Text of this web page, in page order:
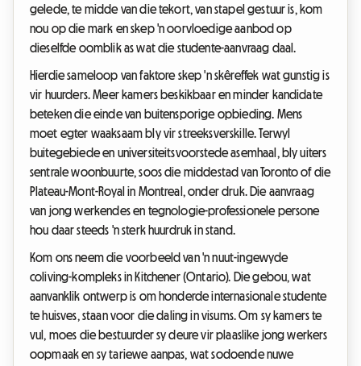
gelede, te midde van die tekort, van stapel gestuur is, kom
nou op die mark en skep 'n oorvloedige aanbod op
dieselfde oomblik as wat die studente-aanvraag daal.
Hierdie sameloop van faktore skep 'n skêreffek wat gunstig is
vir huurders. Meer kamers beskikbaar en minder kandidate
beteken die einde van buitensporige opbieding. Mens
moet egter waaksaam bly vir streeksverskille. Terwyl
buitegebiede en universiteitsvoorstede asemhaal, bly uiters
sentrale woonbuurte, soos die middestad van Toronto of die
Plateau-Mont-Royal in Montreal, onder druk. Die aanvraag
van jong werkendes en tegnologie-professionele persone
hou daar steeds 'n sterk huurdruk in stand.
Kom ons neem die voorbeeld van 'n nuut-ingewyde
coliving-kompleks in Kitchener (Ontario). Die gebou, wat
aanvanklik ontwerp is om honderde internasionale studente
te huisves, staan voor die daling in visums. Om sy kamers te
vul, moes die bestuurder sy deure vir plaaslike jong werkers
oopmaak en sy tariewe aanpas, wat sodoende nuwe